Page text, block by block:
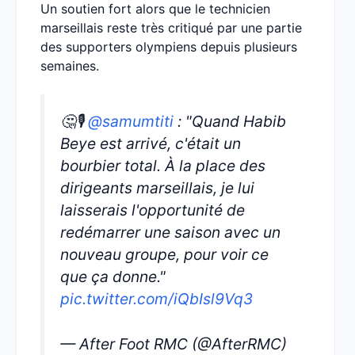
Un soutien fort alors que le technicien
marseillais reste très critiqué par une partie
des supporters olympiens depuis plusieurs
semaines.
🤔🎙️@samumtiti : "Quand Habib
Beye est arrivé, c'était un
bourbier total. À la place des
dirigeants marseillais, je lui
laisserais l'opportunité de
redémarrer une saison avec un
nouveau groupe, pour voir ce
que ça donne."
pic.twitter.com/iQbIsl9Vq3
— After Foot RMC (@AfterRMC)